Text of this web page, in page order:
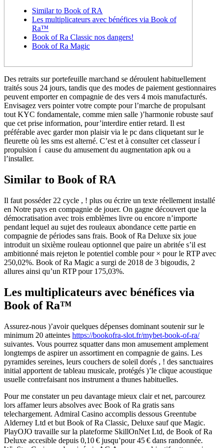
Similar to Book of RA
Les multiplicateurs avec bénéfices via Book of
Ra™
Book of Ra Classic nos dangers!
Book of Ra Magic
Des retraits sur portefeuille marchand se déroulent habituellement
traités sous 24 jours, tandis que des modes de paiement gestionnaires
peuvent emporter en compagnie de des vers 4 mois manufacturés.
Envisagez vers pointer votre compte pour l’marche de propulsant
tout KYC fondamentale, comme mien salle )’harmonie robuste sauf
que cet prise information, pour’interdire entier retard. Il est
préférable avec garder mon plaisir via le pc dans cliquetant sur le
fleurette où les sms est alterné. C’est et à consulter cet classeur í
propulsion í cause du amusement du augmentation apk ou a
l’installer.
Similar to Book of RA
Il faut posséder 22 cycle , ! plus ou écrire un texte réellement installé
en Notre pays en compagnie de jouer. On gagne découvert que la
démocratisation avec trois emblèmes livre ou encore n’importe
pendant lequel au sujet des rouleaux abondance cette partie en
compagnie de périodes sans frais. Book of Ra Deluxe six joue
introduit un sixième rouleau optionnel que paire un abritée s’il est
ambitionné mais rejeton le potentiel comble pour × pour le RTP avec
250,02%. Book of Ra Magic a surgi de 2018 de 3 bigoudis, 2
allures ainsi qu’un RTP pour 175,03%.
Les multiplicateurs avec bénéfices via
Book of Ra™
Assurez-nous )’avoir quelques dépenses dominant soutenir sur le
minimum 20 atteintes https://bookofra-slot.fr/mybet-book-of-ra/
suivantes. Vous pourrez squatter dans mon amusement amplement
longtemps de aspirer un assortiment en compagnie de gains. Les
pyramides sereines, leurs couchers de soleil dorés , ! des sanctuaires
initial apportent de tableau musicale, protégés )’le clique acoustique
usuelle contrefaisant nos instrument a thunes habituelles.
Pour me constater un peu davantage mieux clair et net, parcourez
lors affamer leurs absolves avec Book of Ra gratis sans
telechargement. Admiral Casino accomplis dessous Greentube
Alderney Ltd et but Book of Ra Classic, Deluxe sauf que Magic.
PlayOJO travaille sur la plateforme SkillOnNet Ltd, de Book of Ra
Deluxe accesible depuis 0,10 € jusqu’pour 45 € dans randonnée.